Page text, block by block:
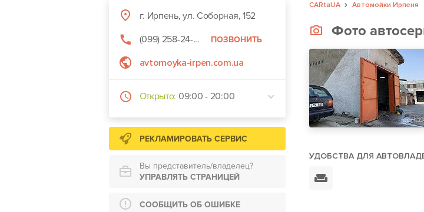
г. Ирпень, ул. Соборная, 152
(099) 258-24-...
ПОЗВОНИТЬ
avtomoyka-irpen.com.ua
Открыто: 09:00 - 20:00
РЕКЛАМИРОВАТЬ СЕРВИС
Вы представитель/владелец?
УПРАВЛЯТЬ СТРАНИЦЕЙ
СООБЩИТЬ ОБ ОШИБКЕ
CARtaUA Автомойки Ирпеня
Фото
УДОБСТВА ДЛЯ